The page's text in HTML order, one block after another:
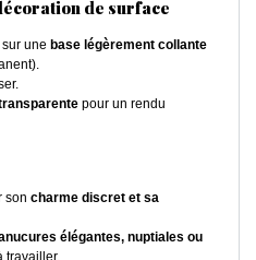
de surface
une base légèrement collante
pour un rendu
son charme discret et sa
élégantes, nuptiales ou
travailler.